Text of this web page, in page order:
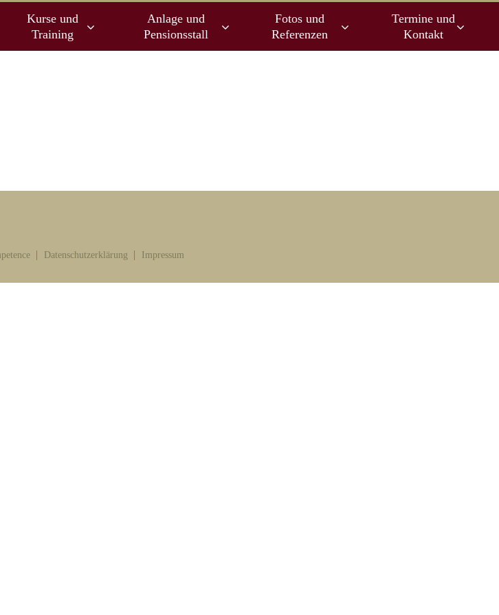
Kurse und
Training
Anlage und
Pensionsstall
Fotos und
Referenzen
Termine und
Kontakt
Datenschutzerklärung Impressum